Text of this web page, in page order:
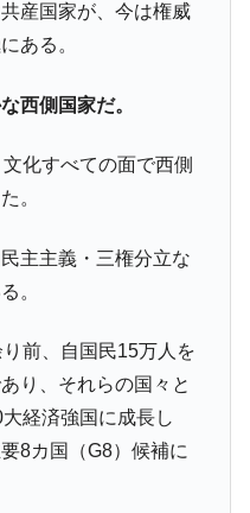
体絶好調」のウラで他業
韓国消費者院が『クーパ
部では干ばつ
の次世代駆逐艦
ン安が急進！ 日米の協調
。
車への補助金を全廃 ⇒ 実
。6カ月で対前年同期比
「極右勢力」のプラカー
産国家が、今は権威
ある。
西側国家だ。
化すべての面で西側
。
主主義・三権分立な
。
前、自国民15万人を
り、それらの国々と
経済強国に成長し
8カ国（G8）候補に